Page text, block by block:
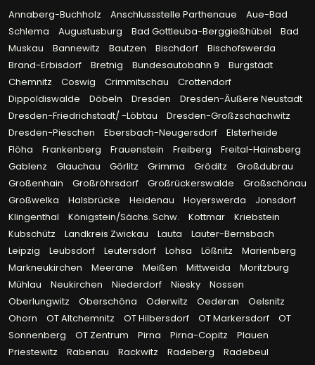
Annaberg-Buchholz Anschlussstelle Parthenaue
Aue-Bad
Schlema
Augustusburg Bad Gottleuba-Berggießhübel
Bad
Muskau
Bannewitz Bautzen Bischdorf
Bischofswerda
Brand-Erbisdorf
Bretnig Bundesautobahn 9
Burgstädt
Chemnitz
Coswig Crimmitschau
Crottendorf
Dippoldiswalde
Döbeln Dresden
Dresden-Äußere Neustadt
Dresden-Friedrichstadt/ -Löbtau
Dresden-Großzschachwitz
Dresden-Pieschen
Ebersbach-Neugersdorf
Elsterheide
Flöha
Frankenberg Frauenstein Freiberg
Freital-Hainsberg
Gablenz
Glauchau Görlitz Grimma Gröditz
Großdubrau
Großenhain
Großröhrsdorf Großrückerswalde
Großschönau
Großwelka
Halsbrücke Heidenau Hoyerswerda
Jonsdorf
Klingenthal
Königstein/Sächs. Schw. Kottmar
Kriebstein
Kubschütz
Landkreis Zwickau Lauta
Lauter-Bernsbach
Leipzig
Leubsdorf Leutersdorf Lohsa Lößnitz
Marienberg
Markneukirchen
Meerane Meißen Mittweida
Moritzburg
Mühlau
Neukirchen Niederdorf Niesky
Nossen
Oberlungwitz
Oberschöna Oderwitz Oederan
Oelsnitz
Ohorn
OT Altchemnitz OT Hilbersdorf OT Markersdorf
OT
Sonnenberg
OT Zentrum Pirna Pirna-Copitz
Plauen
Priestewitz
Rabenau Rackwitz Radeberg
Radebeul